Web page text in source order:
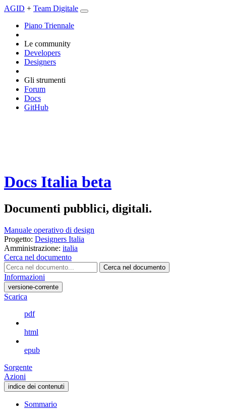
AGID + Team Digitale
Piano Triennale
Le community
Developers
Designers
Gli strumenti
Forum
Docs
GitHub
Docs Italia beta
Documenti pubblici, digitali.
Manuale operativo di design
Progetto: Designers Italia
Amministrazione: italia
Cerca nel documento
Cerca nel documento
Informazioni
versione-corrente
Scarica
pdf
html
epub
Sorgente
Azioni
indice dei contenuti
Sommario